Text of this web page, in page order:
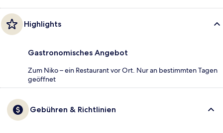
Highlights
Gastronomisches Angebot
Zum Niko – ein Restaurant vor Ort. Nur an bestimmten Tagen
geöffnet
Gebühren & Richtlinien